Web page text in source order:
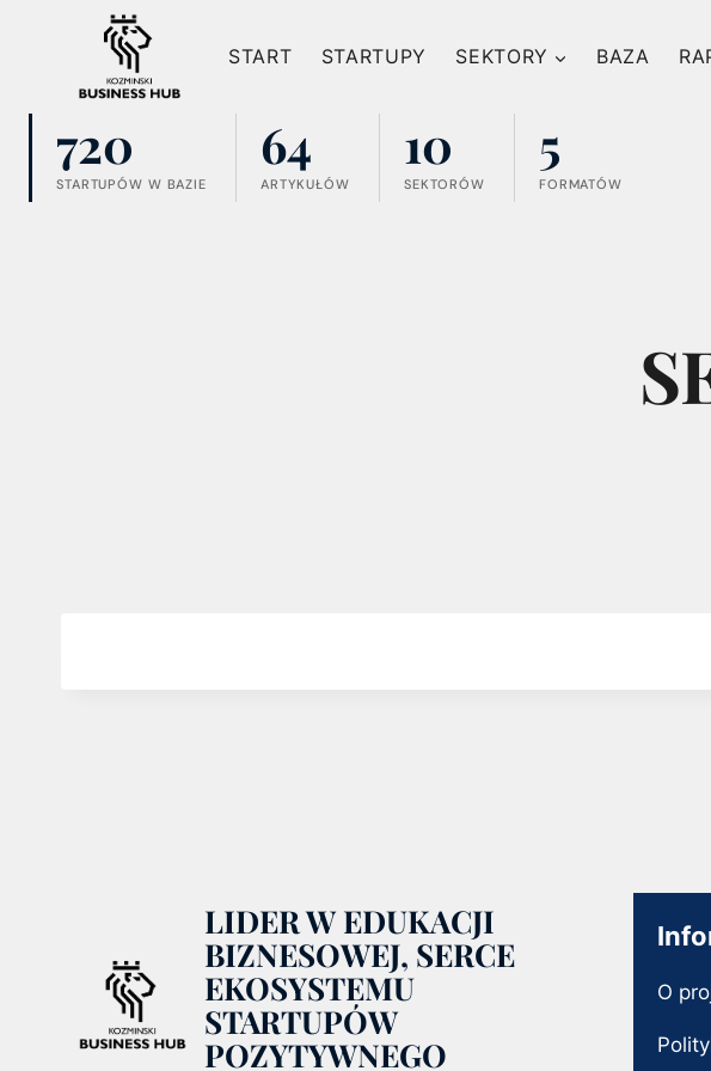
START STARTUPY SEKTORY BAZA
720
STARTUPÓW W BAZIE
64
ARTYKUŁÓW
10
SEKTORÓW
5
FORMATÓW
LIDER W EDUKACJI
BIZNESOWEJ, SERCE
EKOSYSTEMU
STARTUPÓW
POZYTYWNEGO
O